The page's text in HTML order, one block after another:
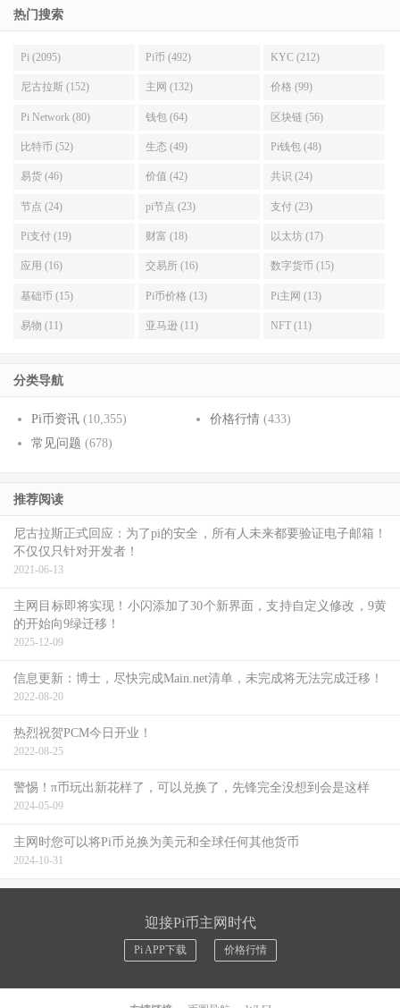
热门搜索
Pi (2095) Pi币 (492) KYC (212)
尼古拉斯 (152) 主网 (132) 价格 (99)
Pi Network (80) 钱包 (64) 区块链 (56)
比特币 (52) 生态 (49) Pi钱包 (48)
易货 (46) 价值 (42) 共识 (24)
节点 (24) pi节点 (23) 支付 (23)
Pi支付 (19) 财富 (18) 以太坊 (17)
应用 (16) 交易所 (16) 数字货币 (15)
基础币 (15) Pi币价格 (13) Pi主网 (13)
易物 (11) 亚马逊 (11) NFT (11)
分类导航
Pi币资讯 (10,355) 价格行情(433)
常见问题 (678)
推荐阅读
尼古拉斯正式回应：为了pi的安全，所有人未来都要验证电子邮箱！
不仅仅只针对开发者！
2021-06-13
主网目标即将实现！小闪添加了30个新界面，支持自定义修改，9黄
的开始向9绿迁移！
2025-12-09
信息更新：博士，尽快完成Main.net清单，未完成将无法完成迁移！
2022-08-20
热烈祝贺PCM今日开业！
2022-08-25
警惕！π币玩出新花样了，可以兑换了，先锋完全没想到会是这样
2024-05-09
主网时您可以将Pi币兑换为美元和全球任何其他货币
2024-10-31
迎接Pi币主网时代
Pi APP下载 价格行情